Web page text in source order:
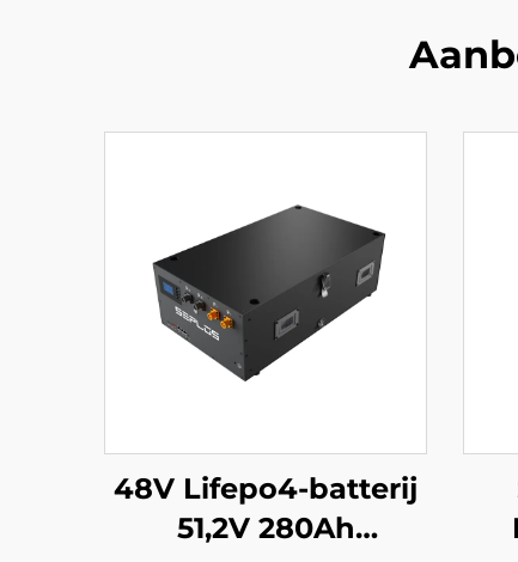
48V Lifepo4-batterij
51,2V 280Ah